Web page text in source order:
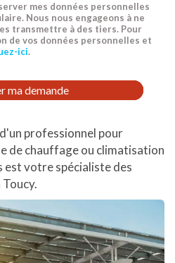
mes données personnelles
Nous nous engageons à ne
transmettre à des tiers. Pour
de vos données personnelles et
ici.
ma demande
professionnel pour
de chauffage ou climatisation
est votre spécialiste des